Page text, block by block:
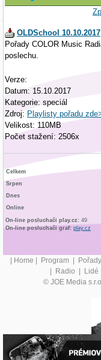
OLDSchool 10.10.2017
Pořady COLOR Music
poslechu.
Verze:
Datum: 15.10.2017
Kategorie: speciál
Zdroj: Playlisty pořadu
Velikost: 110MB
Počet stažení: 2506x
Celkem
Srpen
Dnes
Online
On-line posluchači play.cz: 49
On-line posluchači graf: play.cz
| Home | Program | Pořady
| Radio | Lidé
© JOE Media